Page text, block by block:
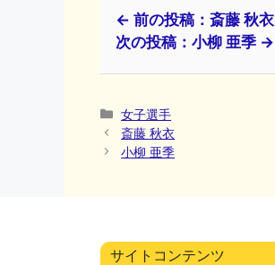
← 前の投稿：斎藤 秋衣
次の投稿：小柳 亜季 →
カ
テ
ゴ
女子選手
斎藤 秋衣
小柳 亜季
サイトコンテンツ